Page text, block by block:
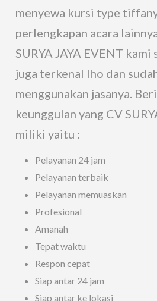
menyewa kursi type
perlengkapan acara
SURYA JAYA EVENT
juga terkenal lho dan
menggunakan jasanya.
keunggulan yang CV
miliki yaitu :
Pelayanan 24 jam
Pelayanan terbaik
Pelayanan memuaskan
Profesional
Amanah
Tepat waktu
Respon cepat
Siap antar 24 jam
Siap antar ke lokasi